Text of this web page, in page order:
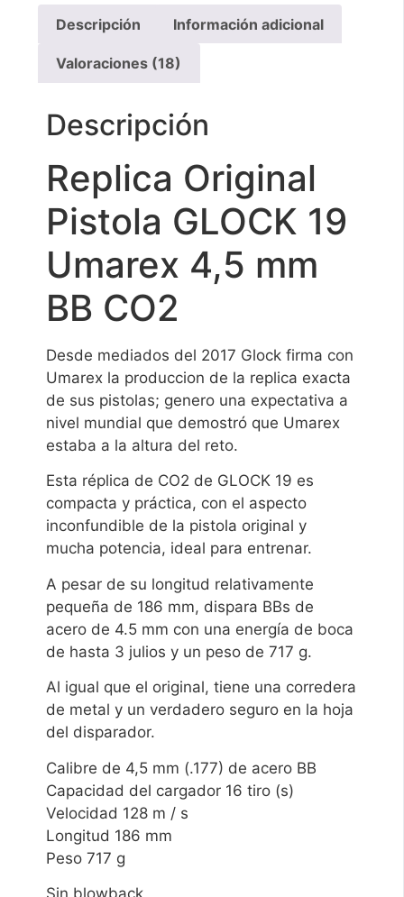
Descripción Información adicional
Valoraciones (18)
Descripción
Replica Original
Pistola GLOCK 19
Umarex 4,5 mm
BB CO2
Desde mediados del 2017 Glock firma con
Umarex la produccion de la replica exacta
de sus pistolas; genero una expectativa a
nivel mundial que demostró que Umarex
estaba a la altura del reto.
Esta réplica de CO2 de GLOCK 19 es
compacta y práctica, con el aspecto
inconfundible de la pistola original y
mucha potencia, ideal para entrenar.
A pesar de su longitud relativamente
pequeña de 186 mm, dispara BBs de
acero de 4.5 mm con una energía de boca
de hasta 3 julios y un peso de 717 g.
Al igual que el original, tiene una corredera
de metal y un verdadero seguro en la hoja
del disparador.
Calibre de 4,5 mm (.177) de acero BB
Capacidad del cargador 16 tiro (s)
Velocidad 128 m / s
Longitud 186 mm
Peso 717 g
Sin blowback